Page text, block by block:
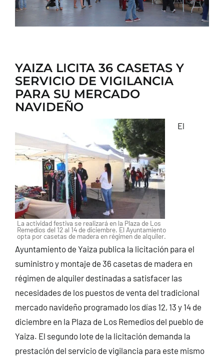
YAIZA LICITA 36 CASETAS Y
SERVICIO DE VIGILANCIA
PARA SU MERCADO
NAVIDEÑO
La actividad festiva se realizará en la Plaza de Los
Remedios del 12 al 14 de diciembre. El Ayuntamiento
opta por casetas de madera en régimen de alquiler.
El
Ayuntamiento de Yaiza publica la licitación para el
suministro y montaje de 36 casetas de madera en
régimen de alquiler destinadas a satisfacer las
necesidades de los puestos de venta del tradicional
mercado navideño programado los días 12, 13 y 14 de
diciembre en la Plaza de Los Remedios del pueblo de
Yaiza. El segundo lote de la licitación demanda la
prestación del servicio de vigilancia para este mismo